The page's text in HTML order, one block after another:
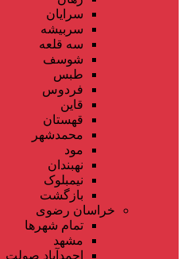
سرایان
سربیشه
سه قلعه
شوسف
طبس
فردوس
قاین
قهستان
محمدشهر
مود
نهبندان
نیمبلوک
بازگشت
خراسان رضوی
تمام شهر‌ها
مشهد
احمدآباد صولت